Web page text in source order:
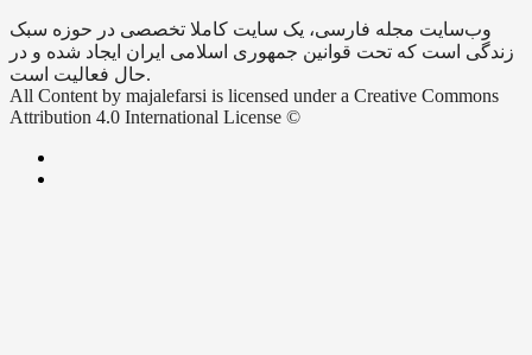
وب‌سایت مجله فارسی، یک سایت کاملا تخصصی در حوزه سبک
زندگی است که تحت قوانین جمهوری اسلامی ایران ایجاد شده و در
حال فعالیت است.
All Content by majalefarsi is licensed under a Creative Commons
Attribution 4.0 International License ©️